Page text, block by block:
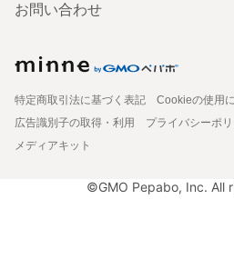
お問い合わせ
特定商取引法に基づく表記
Cookieの使用
広告識別子の取得・利用
プライバシーポ
メディアキット
©GMO Pepabo, Inc. All